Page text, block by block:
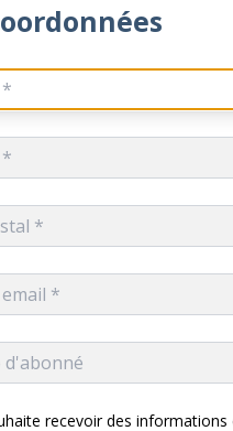
recevoir des